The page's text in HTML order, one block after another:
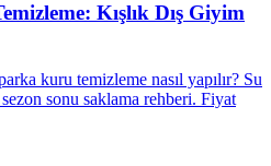
Kışlık Dış Giyim
kuru temizleme nasıl yapılır? Su
sonu saklama rehberi. Fiyat